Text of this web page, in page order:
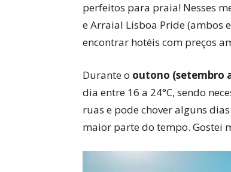
perfeitos para praia! Nesses
e Arraial Lisboa Pride (ambos
encontrar hotéis com preços
Durante o outono (setembro
dia entre 16 a 24°C, sendo
ruas e pode chover alguns
maior parte do tempo. Gostei